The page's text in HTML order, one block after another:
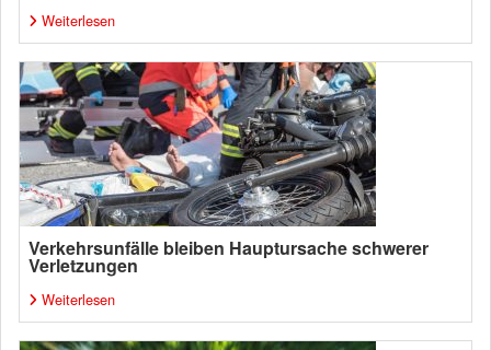
Weiterlesen
Verkehrsunfälle bleiben Hauptursache schwerer
Verletzungen
Weiterlesen